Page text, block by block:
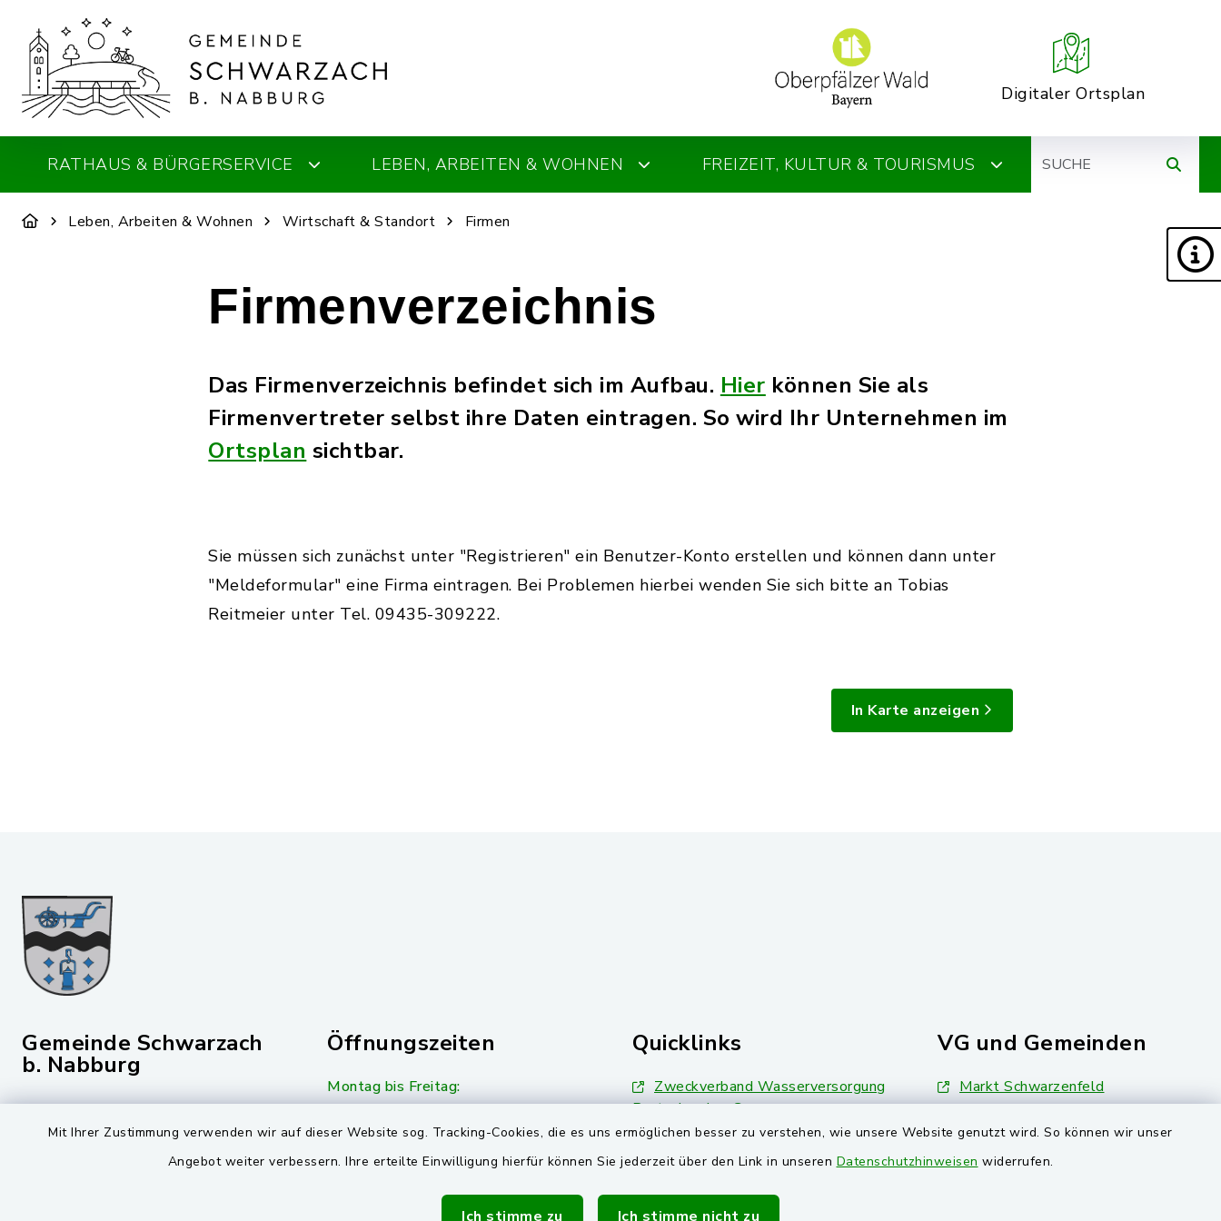
Mit Ihrer Zustimmung verwenden wir auf dieser Website sog. Tracking-Cookies, die es uns ermöglichen besser zu verstehen, wie unsere Website genutzt wird. So können wir unser
Angebot weiter verbessern. Ihre erteilte Einwilligung hierfür können Sie jederzeit über den Link in unseren Datenschutzhinweisen widerrufen.
Ich stimme zu Ich stimme nicht zu
Digitaler Ortsplan
RATHAUS & BÜRGERSERVICE LEBEN, ARBEITEN & WOHNEN FREIZEIT, KULTUR & TOURISMUS
Leben, Arbeiten & Wohnen Wirtschaft & Standort Firmen
Firmenverzeichnis
Das Firmenverzeichnis befindet sich im Aufbau. Hier können Sie als
Firmenvertreter selbst ihre Daten eintragen. So wird Ihr Unternehmen im
Ortsplan sichtbar.
Sie müssen sich zunächst unter "Registrieren" ein Benutzer-Konto erstellen und können dann unter
"Meldeformular" eine Firma eintragen. Bei Problemen hierbei wenden Sie sich bitte an Tobias
Reitmeier unter Tel. 09435-309222.
In Karte anzeigen
Gemeinde Schwarzach
b. Nabburg
Viktor-Koch-Str. 4
92521 Schwarzenfeld
Öffnungszeiten
Montag bis Freitag:
Montag und Dienstag zusätzlich:
Quicklinks
Zweckverband Wasserversorgung
Pretzabrucker Gruppe
VG und Gemeinden
Markt Schwarzenfeld
Gemeinde Stulln
Verwaltungsgemeinschaft